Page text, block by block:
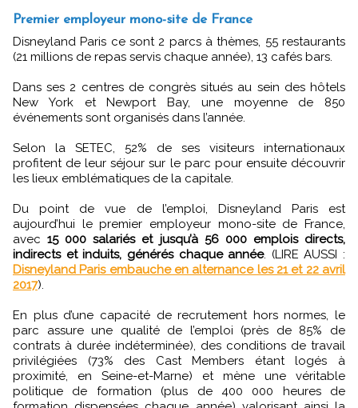
Premier employeur mono-site de France
Disneyland Paris ce sont 2 parcs à thèmes, 55 restaurants
(21 millions de repas servis chaque année), 13 cafés bars.
Dans ses 2 centres de congrès situés au sein des hôtels
New York et Newport Bay, une moyenne de 850
événements sont organisés dans l’année.
Selon la SETEC, 52% de ses visiteurs internationaux
profitent de leur séjour sur le parc pour ensuite découvrir
les lieux emblématiques de la capitale.
Du point de vue de l’emploi, Disneyland Paris est
aujourd’hui le premier employeur mono-site de France,
avec15 000 salariés et jusqu’à 56 000 emplois directs,
indirects et induits, générés chaque année. (LIRE AUSSI :
Disneyland Paris embauche en alternance les 21 et 22 avril
2017).
En plus d’une capacité de recrutement hors normes, le
parc assure une qualité de l’emploi (près de 85% de
contrats à durée indéterminée), des conditions de travail
privilégiées (73% des Cast Members étant logés à
proximité, en Seine-et-Marne) et mène une véritable
politique de formation (plus de 400 000 heures de